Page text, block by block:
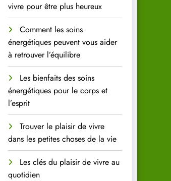
vivre pour être plus heureux
Comment les soins
énergétiques peuvent vous aider
à retrouver l’équilibre
Les bienfaits des soins
énergétiques pour le corps et
l’esprit
Trouver le plaisir de vivre
dans les petites choses de la vie
Les clés du plaisir de vivre au
quotidien